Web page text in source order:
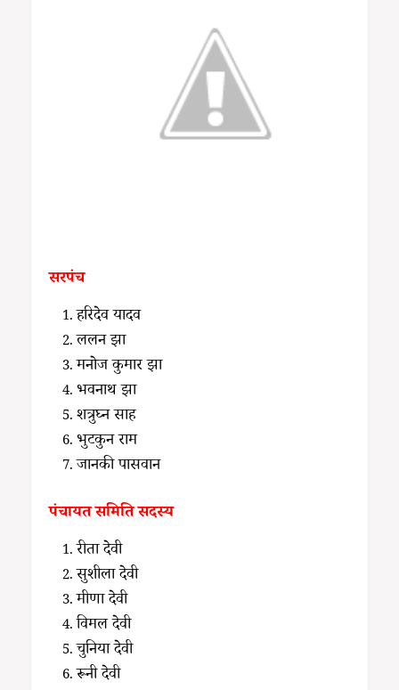
सरपंच
हरिदेव यादव
ललन झा
मनोज कुमार झा
भवनाथ झा
शत्रुघ्न साह
भुटकुन राम
जानकी पासवान
पंचायत समिति सदस्य
रीता देवी
सुशीला देवी
मीणा देवी
विमल देवी
चुनिया देवी
रूनी देवी